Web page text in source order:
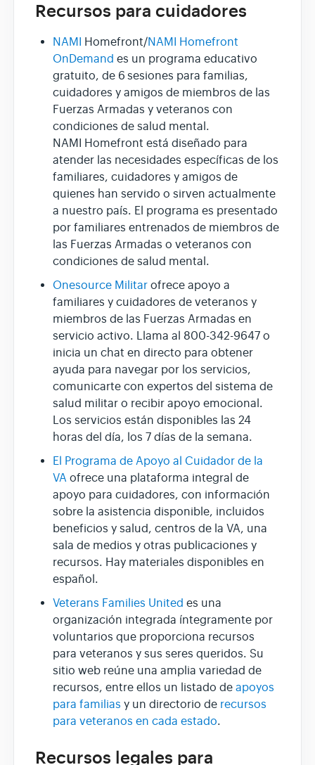
Recursos para cuidadores
NAMI Homefront/NAMI Homefront
OnDemand es un programa educativo
gratuito, de 6 sesiones para familias,
cuidadores y amigos de miembros de las
Fuerzas Armadas y veteranos con
condiciones de salud mental.
NAMI Homefront está diseñado para
atender las necesidades específicas de los
familiares, cuidadores y amigos de
quienes han servido o sirven actualmente
a nuestro país. El programa es presentado
por familiares entrenados de miembros de
las Fuerzas Armadas o veteranos con
condiciones de salud mental.
Onesource Militar ofrece apoyo a
familiares y cuidadores de veteranos y
miembros de las Fuerzas Armadas en
servicio activo. Llama al 800-342-9647 o
inicia un chat en directo para obtener
ayuda para navegar por los servicios,
comunicarte con expertos del sistema de
salud militar o recibir apoyo emocional.
Los servicios están disponibles las 24
horas del día, los 7 días de la semana.
El Programa de Apoyo al Cuidador de la
VA ofrece una plataforma integral de
apoyo para cuidadores, con información
sobre la asistencia disponible, incluidos
beneficios y salud, centros de la VA, una
sala de medios y otras publicaciones y
recursos. Hay materiales disponibles en
español.
Veterans Families United es una
organización integrada íntegramente por
voluntarios que proporciona recursos
para veteranos y sus seres queridos. Su
sitio web reúne una amplia variedad de
recursos, entre ellos un listado de apoyos
para familias y un directorio de recursos
para veteranos en cada estado.
Recursos legales para